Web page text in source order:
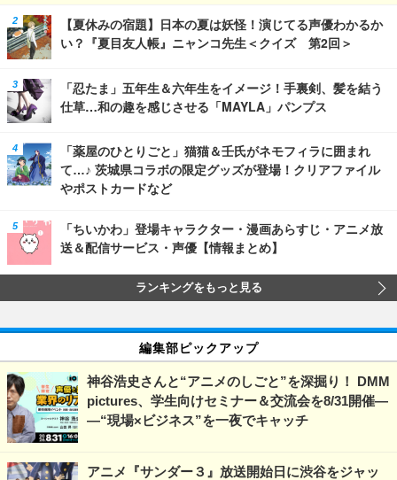
【夏休みの宿題】日本の夏は妖怪！演じてる声優わかるか
い？『夏目友人帳』ニャンコ先生＜クイズ 第2回＞
「忍たま」五年生＆六年生をイメージ！手裏剣、髪を結う
仕草…和の趣を感じさせる「MAYLA」パンプス
「薬屋のひとりごと」猫猫＆壬氏がネモフィラに囲まれ
て…♪ 茨城県コラボの限定グッズが登場！クリアファイル
やポストカードなど
「ちいかわ」登場キャラクター・漫画あらすじ・アニメ放
送＆配信サービス・声優【情報まとめ】
ランキングをもっと見る
編集部ピックアップ
神谷浩史さんと“アニメのしごと”を深掘り！ DMM
pictures、学生向けセミナー＆交流会を8/31開催―
―“現場×ビジネス”を一夜でキャッチ
アニメ『サンダー３』放送開始日に渋谷をジャッ